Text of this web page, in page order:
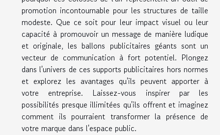
promotion incontournable pour les structures de taille
modeste. Que ce soit pour leur impact visuel ou leur
capacité à promouvoir un message de manière ludique
et originale, les ballons publicitaires géants sont un
vecteur de communication à fort potentiel. Plongez
dans l'univers de ces supports publicitaires hors normes
et explorez les avantages qu'ils peuvent apporter à
votre entreprise. Laissez-vous inspirer par les
possibilités presque illimitées qu'ils offrent et imaginez
comment ils pourraient transformer la présence de
votre marque dans l'espace public.